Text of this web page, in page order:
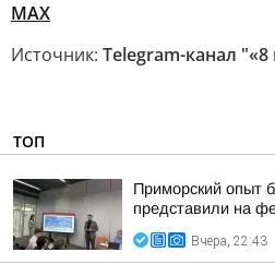
MAX
Источник: Telegram-канал
ТОП
Приморский опыт
представили на
Вчера, 22:43